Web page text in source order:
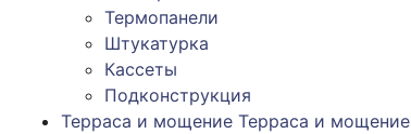
Термопанели
Штукатурка
Кассеты
Подконструкция
Терраса и мощение Терраса и мощение